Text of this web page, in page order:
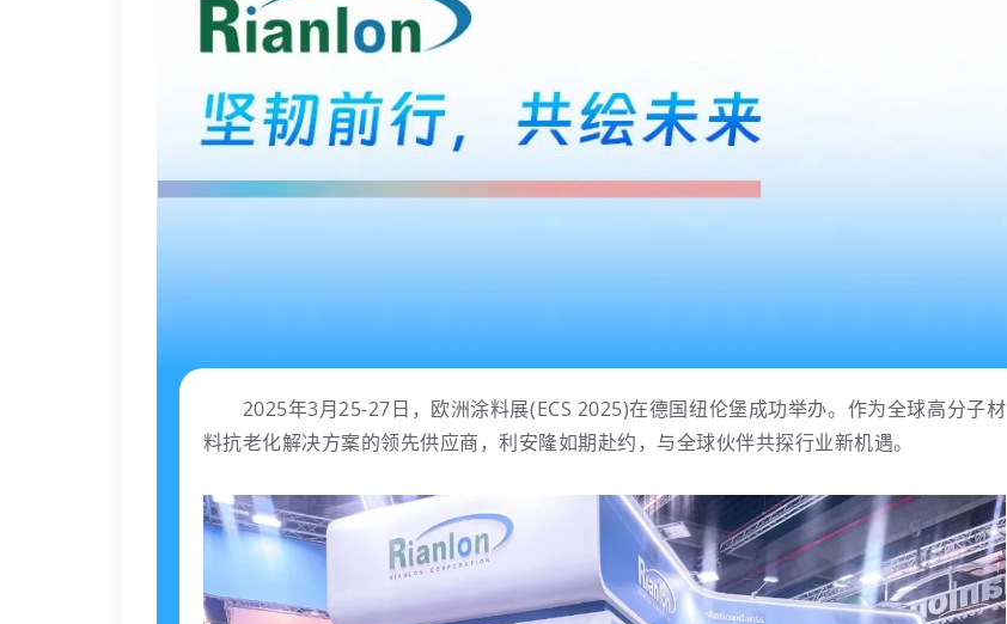
2025年3月25-27日，欧洲涂料展(ECS 2025)在德国纽伦堡成功举办。作为全球高分子材
料抗老化解决方案的领先供应商，利安隆如期赴约，与全球伙伴共探行业新机遇。